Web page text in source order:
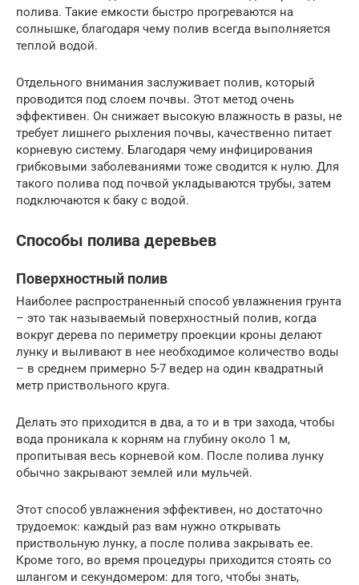
полива. Такие емкости быстро прогреваются на
солнышке, благодаря чему полив всегда выполняется
теплой водой.
Отдельного внимания заслуживает полив, который
проводится под слоем почвы. Этот метод очень
эффективен. Он снижает высокую влажность в разы, не
требует лишнего рыхления почвы, качественно питает
корневую систему. Благодаря чему инфицирования
грибковыми заболеваниями тоже сводится к нулю. Для
такого полива под почвой укладываются трубы, затем
подключаются к баку с водой.
Способы полива деревьев
Поверхностный полив
Наиболее распространенный способ увлажнения грунта
– это так называемый поверхностный полив, когда
вокруг дерева по периметру проекции кроны делают
лунку и выливают в нее необходимое количество воды
– в среднем примерно 5-7 ведер на один квадратный
метр приствольного круга.
Делать это приходится в два, а то и в три захода, чтобы
вода проникала к корням на глубину около 1 м,
пропитывая весь корневой ком. После полива лунку
обычно закрывают землей или мульчей.
Этот способ увлажнения эффективен, но достаточно
трудоемок: каждый раз вам нужно открывать
приствольную лунку, а после полива закрывать ее.
Кроме того, во время процедуры приходится стоять со
шлангом и секундомером: для того, чтобы знать,